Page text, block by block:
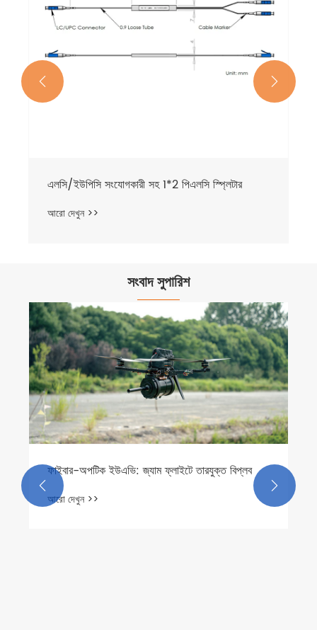
এলসি/ইউপিসি সংযোগকারী সহ 1*2 পিএলসি স্প্লিটার
আরো দেখুন >>
 
সংবাদ সুপারিশ
ফাইবার-অপটিক ইউএভি: জ্যাম ফ্লাইটে তারযুক্ত বিপ্লব
আরো দেখুন >>
 